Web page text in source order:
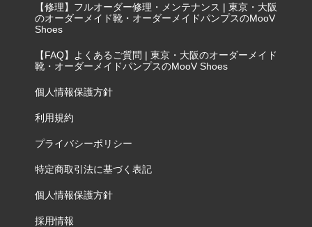
【修理】フルオーダー修理・メンテナンス | 東京・大阪
のオーダーメイド靴・オーダーメイドパンプスのMooV
Shoes
【FAQ】よくあるご質問 | 東京・大阪のオーダーメイド
靴・オーダーメイドパンプスのMooV Shoes
個人情報保護方針
利用規約
プライバシーポリシー
特定商取引法に基づく表記
個人情報保護方針
採用情報